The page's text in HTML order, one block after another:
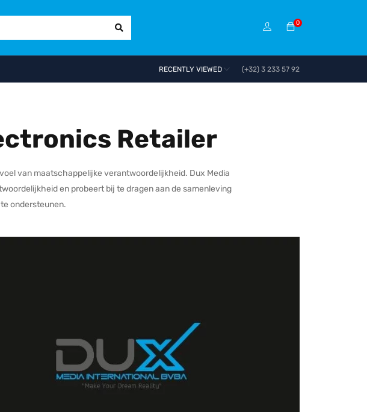
0
(+32) 3 233 57 92
RECENTLY VIEWED
Retailer
van maatschappelijke verantwoordelijkheid. Dux Media
en probeert bij te dragen aan de samenleving
ondersteunen.